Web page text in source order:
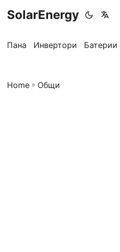
SolarEnergy
Пана Инвертори Батерии
Home » Общи